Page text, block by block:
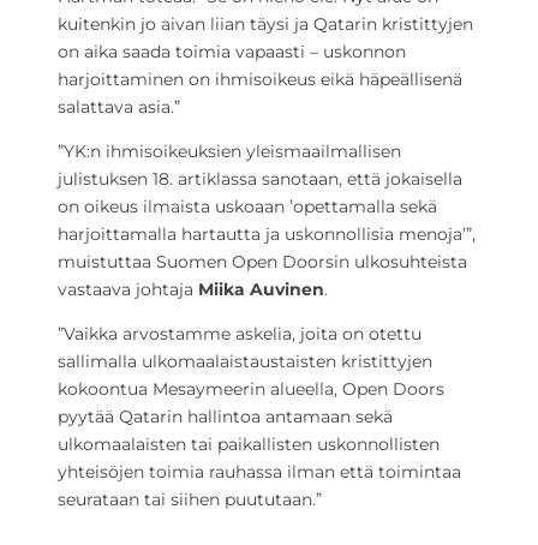
kuitenkin jo aivan liian täysi ja Qatarin kristittyjen
on aika saada toimia vapaasti – uskonnon
harjoittaminen on ihmisoikeus eikä häpeällisenä
salattava asia.”
”YK:n ihmisoikeuksien yleismaailmallisen
julistuksen 18. artiklassa sanotaan, että jokaisella
on oikeus ilmaista uskoaan ’opettamalla sekä
harjoittamalla hartautta ja uskonnollisia menoja’”,
muistuttaa Suomen Open Doorsin ulkosuhteista
vastaava johtaja Miika Auvinen.
”Vaikka arvostamme askelia, joita on otettu
sallimalla ulkomaalaistaustaisten kristittyjen
kokoontua Mesaymeerin alueella, Open Doors
pyytää Qatarin hallintoa antamaan sekä
ulkomaalaisten tai paikallisten uskonnollisten
yhteisöjen toimia rauhassa ilman että toimintaa
seurataan tai siihen puututaan.”